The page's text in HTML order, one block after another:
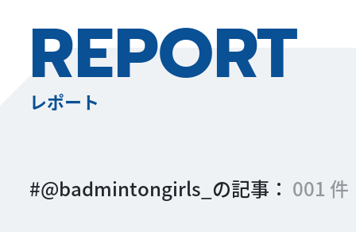
REPORT
レポート
#@badmintongirls_の記事： 001 件